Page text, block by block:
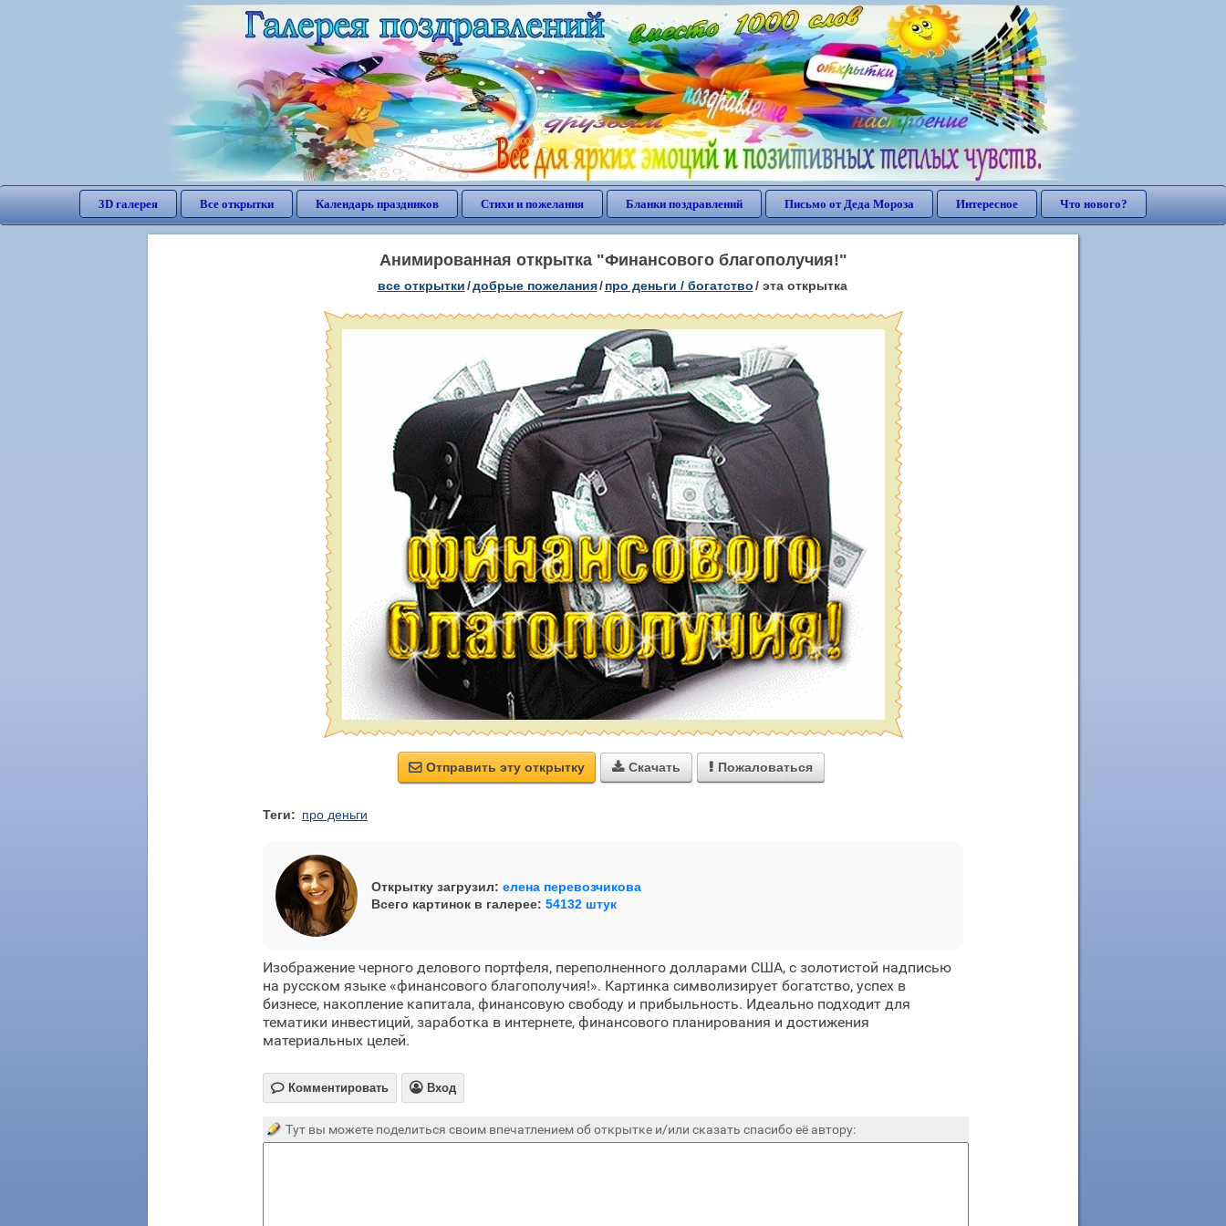
3D галерея Все открытки Календарь праздников Стихи и пожелания Бланки поздравлений Письмо от Деда Мороза Интересное Что нового?
Анимированная открытка "Финансового благополучия!"
все открытки/добрые пожелания/ про деньги / богатство/ эта открытка
 Отправить эту открытку  Скачать  Пожаловаться
Теги: про деньги
Открытку загрузил: елена перевозчикова
Всего картинок в галерее: 54132 штук
Изображение черного делового портфеля, переполненного долларами США, с золотистой надписью
на русском языке «финансового благополучия!». Картинка символизирует богатство, успех в
бизнесе, накопление капитала, финансовую свободу и прибыльность. Идеально подходит для
тематики инвестиций, заработка в интернете, финансового планирования и достижения
материальных целей.
 Комментировать  Вход
Тут вы можете поделиться своим впечатлением об открытке и/или сказать спасибо её автору: